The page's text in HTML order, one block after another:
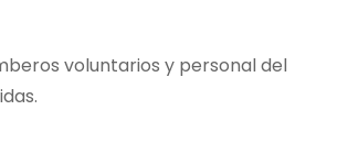
voluntarios y personal del